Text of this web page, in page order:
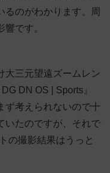
るのがわかります。周
です。
大三元望遠ズームレン
DN OS | Sports』
ず考えられないので十
いたのですが、それで
の撮影結果はうっと